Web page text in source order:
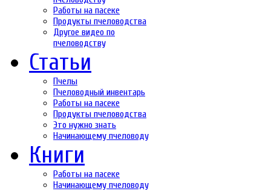
Работы на пасеке
Продукты пчеловодства
Другое видео по
пчеловодству
Статьи
Пчелы
Пчеловодный инвентарь
Работы на пасеке
Продукты пчеловодства
Это нужно знать
Начинающему пчеловоду
Книги
Работы на пасеке
Начинающему пчеловоду